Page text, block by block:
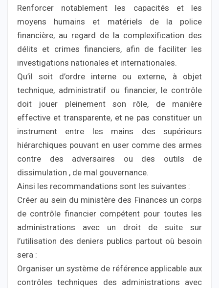
Renforcer notablement les capacités et les
moyens humains et matériels de la police
financière, au regard de la complexification des
délits et crimes financiers, afin de faciliter les
investigations nationales et internationales.
Qu’il soit d’ordre interne ou externe, à objet
technique, administratif ou financier, le contrôle
doit jouer pleinement son rôle, de manière
effective et transparente, et ne pas constituer un
instrument entre les mains des supérieurs
hiérarchiques pouvant en user comme des armes
contre des adversaires ou des outils de
dissimulation , de mal gouvernance.
Ainsi les recommandations sont les suivantes :
Créer au sein du ministère des Finances un corps
de contrôle financier compétent pour toutes les
administrations avec un droit de suite sur
l’utilisation des deniers publics partout où besoin
sera :
Organiser un système de référence applicable aux
contrôles techniques des administrations avec